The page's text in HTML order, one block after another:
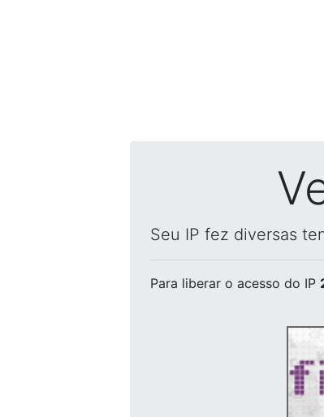
Seu IP fez diversas
Para liberar o acesso do IP